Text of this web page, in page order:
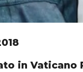
in Vaticano